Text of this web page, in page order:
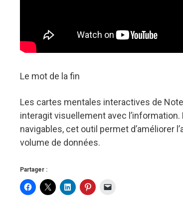
Le mot de la fin
Les cartes mentales interactives de
interagit visuellement avec
navigables, cet outil permet d’améliorer
volume de données.
Partager :